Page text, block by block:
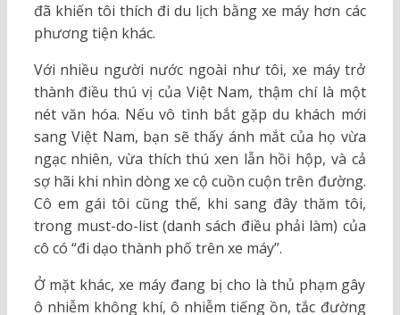
đã khiến tôi thích đi du lịch bằng xe máy hơn các
phương tiện khác.
Với nhiều người nước ngoài như tôi, xe máy trở
thành điều thú vị của Việt Nam, thậm chí là một
nét văn hóa. Nếu vô tình bắt gặp du khách mới
sang Việt Nam, bạn sẽ thấy ánh mắt của họ vừa
ngạc nhiên, vừa thích thú xen lẫn hồi hộp, và cả
sợ hãi khi nhìn dòng xe cộ cuồn cuộn trên đường.
Cô em gái tôi cũng thế, khi sang đây thăm tôi,
trong must-do-list (danh sách điều phải làm) của
cô có “đi dạo thành phố trên xe máy”.
Ở mặt khác, xe máy đang bị cho là thủ phạm gây
ô nhiễm không khí, ô nhiễm tiếng ồn, tắc đường